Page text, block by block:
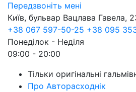
Передзвоніть мені
Київ, бульвар Вацлава Гавела,
+38 067 597-50-25 +38 095
Понеділок - Неділя
09:00 - 20:00
Тільки оригінальні
Про Авторасходнік